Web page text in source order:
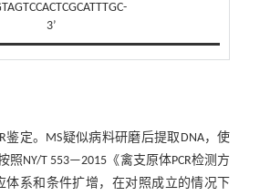
3’
鉴定。MS疑似病料研磨后提取DNA，使
照NY/T 553—2015《禽支原体PCR检测方
体系和条件扩增，在对照成立的情况下